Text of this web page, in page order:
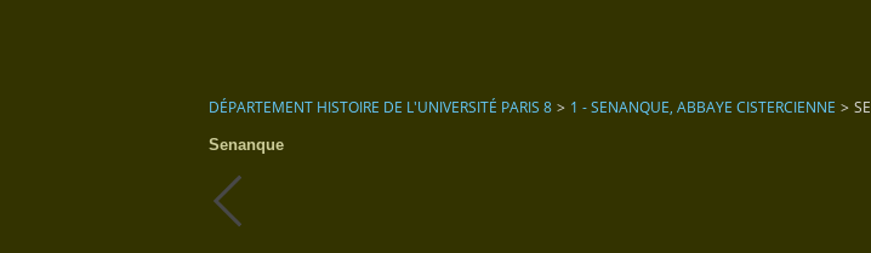
DÉPARTEMENT HISTOIRE DE L'UNIVERSITÉ PARIS 8 > 1 - SENANQUE, ABBAYE CISTERCIENNE >
Senanque